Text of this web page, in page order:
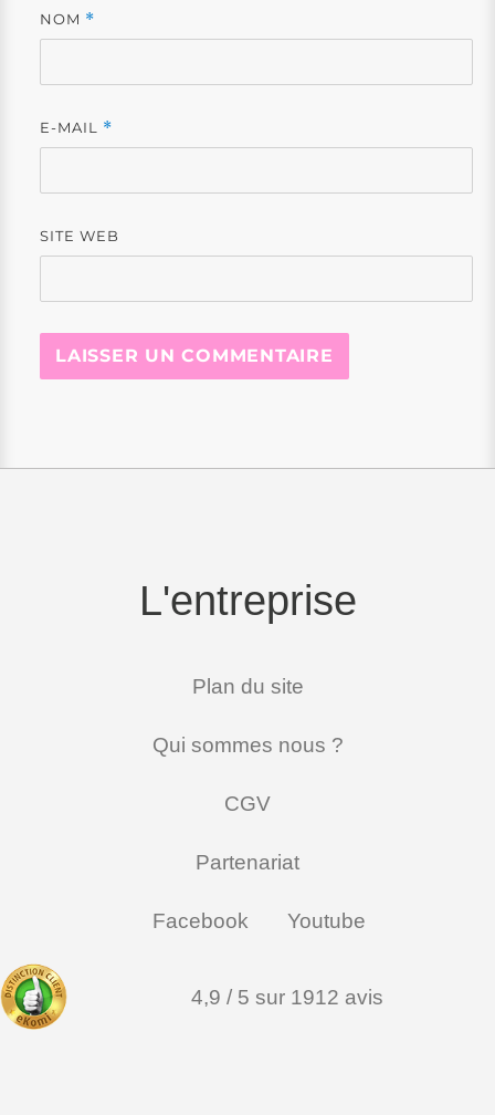
NOM *
E-MAIL *
SITE WEB
L'entreprise
Plan du site
Qui sommes nous ?
CGV
Partenariat
Facebook Youtube
4,9 / 5 sur 1912 avis